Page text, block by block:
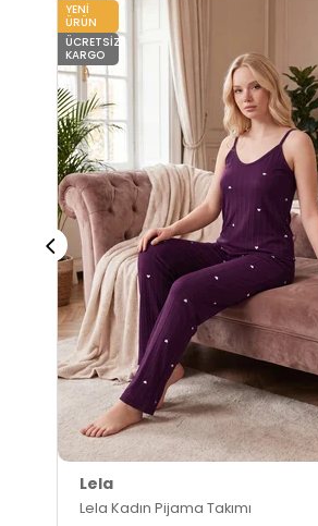
Lela
Lela Kadın Pijama Takımı
YENI
ÜRÜN
ÜCRETSIZ
KARGO